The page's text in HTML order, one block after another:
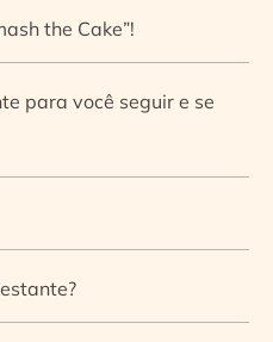
the Cake”!
para você seguir e se